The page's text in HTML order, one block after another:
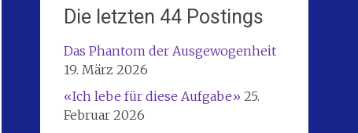
Die letzten 44 Postings
Das Phantom der Ausgewogenheit
19. März 2026
«Ich lebe für diese Aufgabe» 25.
Februar 2026